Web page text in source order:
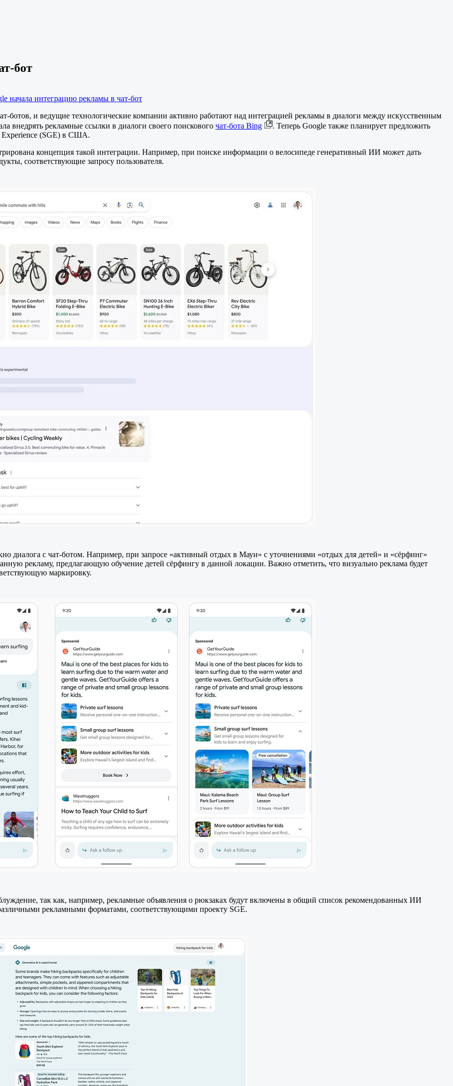
бот
начала интеграцию рекламы в чат-бот
ботов, и ведущие технологические компании активно работают над интеграцией рекламы в диалоги между искусственным
внедрять рекламные ссылки в диалоги своего поискового чат-бота Bing
. Теперь Google также планирует предложить
Experience (SGE) в США.
концепция такой интеграции. Например, при поиске информации о велосипеде генеративный ИИ может дать
соответствующие запросу пользователя.
диалога с чат-ботом. Например, при запросе «активный отдых в Мауи» с уточнениями «отдых для детей» и «сёрфинг»
рекламу, предлагающую обучение детей сёрфингу в данной локации. Важно отметить, что визуально реклама будет
маркировку.
так как, например, рекламные объявления о рюкзаках будут включены в общий список рекомендованных ИИ
рекламными форматами, соответствующими проекту SGE.